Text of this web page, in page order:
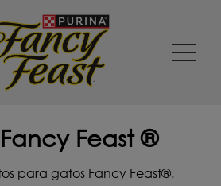
Fancy feast
Feast
Feast ®
para gatos Fancy Feast®.